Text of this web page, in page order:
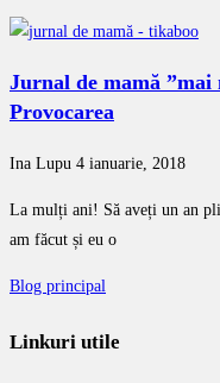
Jurnal de mamă ”mai
Provocarea
Ina Lupu 4 ianuarie, 2018
La mulți ani! Să aveți un an
am făcut și eu o
Blog principal
Linkuri utile